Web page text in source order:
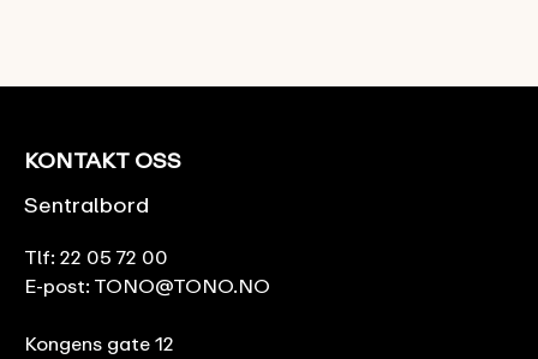
KONTAKT OSS
Sentralbord
Tlf: 22 05 72 00
E-post: TONO@TONO.NO
Kongens gate 12